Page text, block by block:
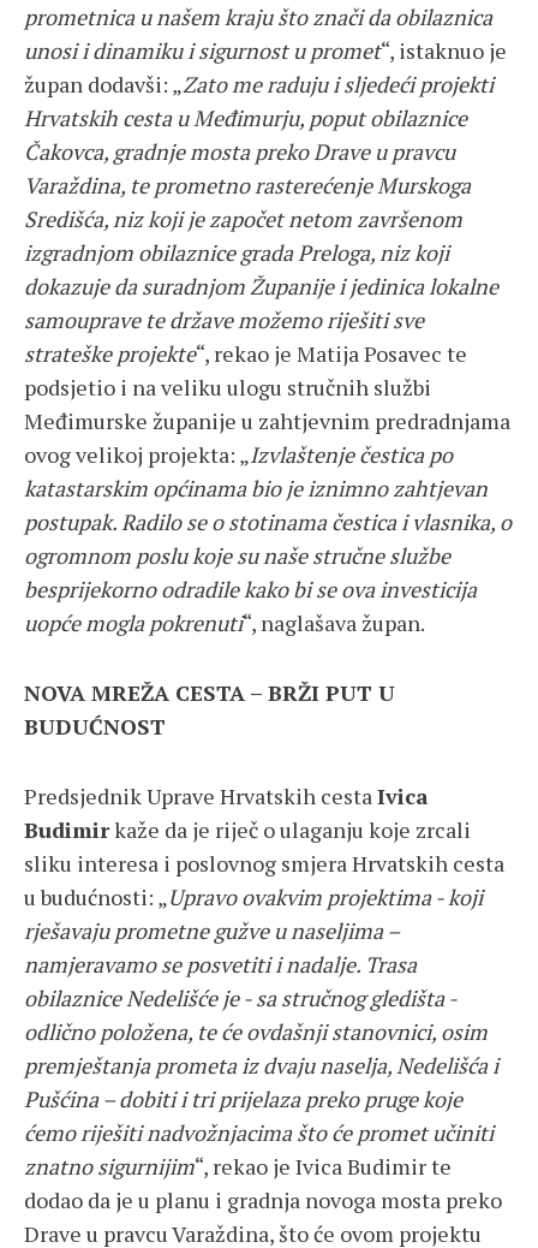
prometnica u našem kraju što znači da obilaznica
unosi i dinamiku i sigurnost u promet“, istaknuo je
župan dodavši: „Zato me raduju i sljedeći projekti
Hrvatskih cesta u Međimurju, poput obilaznice
Čakovca, gradnje mosta preko Drave u pravcu
Varaždina, te prometno rasterećenje Murskoga
Središća, niz koji je započet netom završenom
izgradnjom obilaznice grada Preloga, niz koji
dokazuje da suradnjom Županije i jedinica lokalne
samouprave te države možemo riješiti sve
strateške projekte“, rekao je Matija Posavec te
podsjetio i na veliku ulogu stručnih službi
Međimurske županije u zahtjevnim predradnjama
ovog velikoj projekta: „Izvlaštenje čestica po
katastarskim općinama bio je iznimno zahtjevan
postupak. Radilo se o stotinama čestica i vlasnika, o
ogromnom poslu koje su naše stručne službe
besprijekorno odradile kako bi se ova investicija
uopće mogla pokrenuti“, naglašava župan.
NOVA MREŽA CESTA – BRŽI PUT U
BUDUĆNOST
Predsjednik Uprave Hrvatskih cestaIvica
Budimirkaže da je riječ o ulaganju koje zrcali
sliku interesa i poslovnog smjera Hrvatskih cesta
u budućnosti: „Upravo ovakvim projektima - koji
rješavaju prometne gužve u naseljima –
namjeravamo se posvetiti i nadalje. Trasa
obilaznice Nedelišće je - sa stručnog gledišta -
odlično položena, te će ovdašnji stanovnici, osim
premještanja prometa iz dvaju naselja, Nedelišća i
Pušćina – dobiti i tri prijelaza preko pruge koje
ćemo riješiti nadvožnjacima što će promet učiniti
znatno sigurnijim“, rekao je Ivica Budimir te
dodao da je u planu i gradnja novoga mosta preko
Drave u pravcu Varaždina, što će ovom projektu